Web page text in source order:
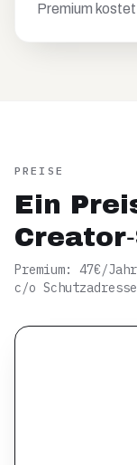
Premium
PREISE
Ein
Premium: 47€/
c/o